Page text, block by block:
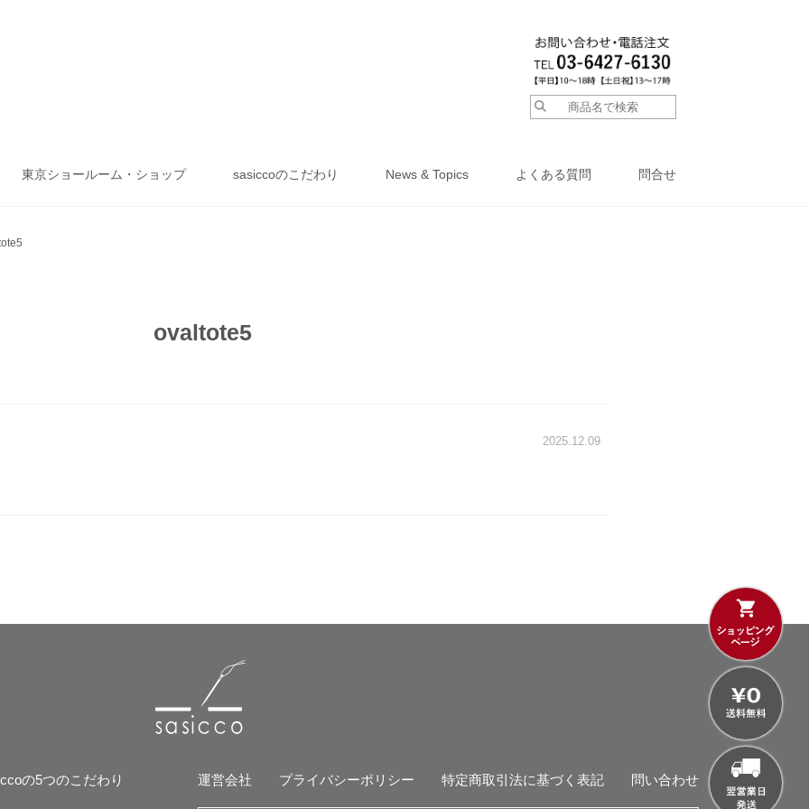
東京ショールーム・ショップ sasiccoのこだわり News & Topics よくある質問 問合せ
ovaltote5
2025.12.09
の5つのこだわり 運営会社 プライバシーポリシー 特定商取引法に基づく表記 問い合わせ